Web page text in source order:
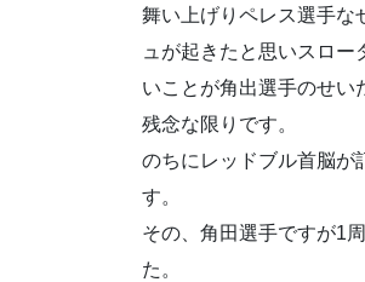
舞い上げりペレス選手な
ュが起きたと思いスロ
いことが角出選手のせい
残念
のちにレッドブル首脳が
その、角田選手ですが1
た。 本人